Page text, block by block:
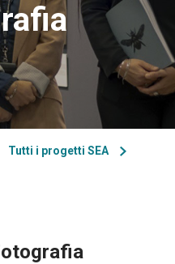
Tutti i progetti SEA